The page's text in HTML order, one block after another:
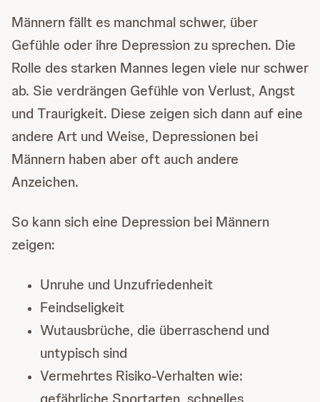
Männern fällt es manchmal schwer, über
Gefühle oder ihre Depression zu sprechen. Die
Rolle des starken Mannes legen viele nur schwer
ab. Sie verdrängen Gefühle von Verlust, Angst
und Traurigkeit. Diese zeigen sich dann auf eine
andere Art und Weise, Depressionen bei
Männern haben aber oft auch andere
Anzeichen.
So kann sich eine Depression bei Männern
zeigen:
Unruhe und Unzufriedenheit
Feindseligkeit
Wutausbrüche, die überraschend und
untypisch sind
Vermehrtes Risiko-Verhalten wie: